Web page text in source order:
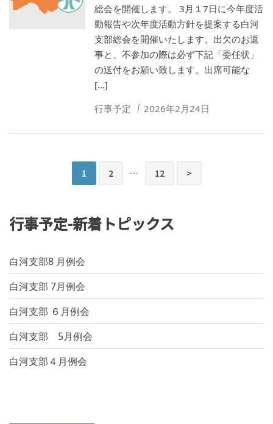
総会を開催します。 3月１7日に今年度活
動報告や次年度活動方針を提案する白河
支部総会を開催いたします。出欠のお返
事と、不参加の際は必ず下記「委任状」
の送付をお願い致します。出席可能な
[…]
行事予定
2026年2月24日
の
ペ
ー
ジ
送
り
1 2 … 12 次
>
行事予定-新着トピックス
白河支部8 月例会
⽩河⽀部 7⽉例会
白河⽀部 ６⽉例会
白河支部 5月例会
⽩河⽀部４⽉例会